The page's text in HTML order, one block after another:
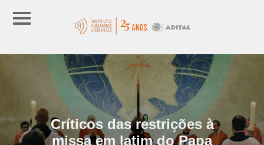
Críticos das restrições à
missa em latim do Papa